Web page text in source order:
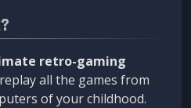
retro-gaming
all the games from
of your childhood.